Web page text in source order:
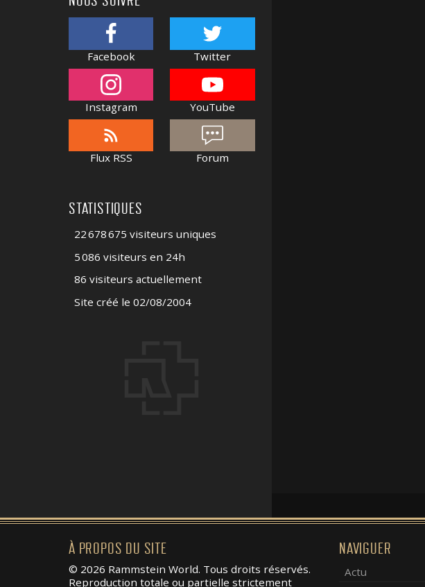
Facebook Twitter
Instagram YouTube
Flux RSS Forum
STATISTIQUES
22 678 675 visiteurs uniques
5 086 visiteurs en 24h
86 visiteurs actuellement
Site créé le 02/08/2004
À PROPOS DU SITE
© 2026 Rammstein World. Tous droits réservés.
Reproduction totale ou partielle strictement
NAVIGUER
Actu